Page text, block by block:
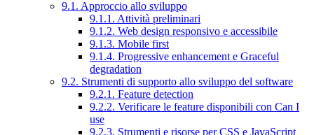
9.1. Approccio allo sviluppo
9.1.1. Attività preliminari
9.1.2. Web design responsivo e accessibile
9.1.3. Mobile first
9.1.4. Progressive enhancement e Graceful
degradation
9.2. Strumenti di supporto allo sviluppo del software
9.2.1. Feature detection
9.2.2. Verificare le feature disponibili con Can I
use
9.2.3. Strumenti e risorse per CSS e JavaScript